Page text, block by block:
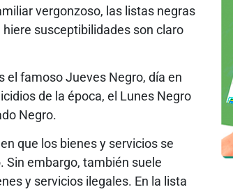
vergonzoso, las listas negras
susceptibilidades son claro
el famoso Jueves Negro, día en
de la época, el Lunes Negro
Negro.
que los bienes y servicios se
Sin embargo, también suele
y servicios ilegales. En la lista